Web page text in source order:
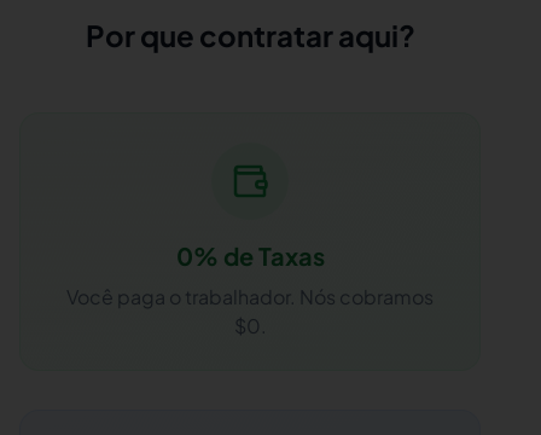
Por que contratar aqui?
0% de Taxas
Você paga o trabalhador. Nós cobramos
$0.